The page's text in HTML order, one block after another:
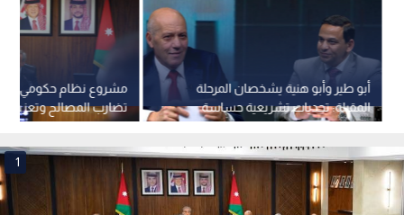
مشروع نظام حكومي
تضارب المصالح وتعزيز
للوزراء
أبو طير وأبو هنية يشخصان المرحلة
المقبلة: تحديات تشريعية حساسة
ومطالب باسترداد الثقة الشعبية
-فيديو
1